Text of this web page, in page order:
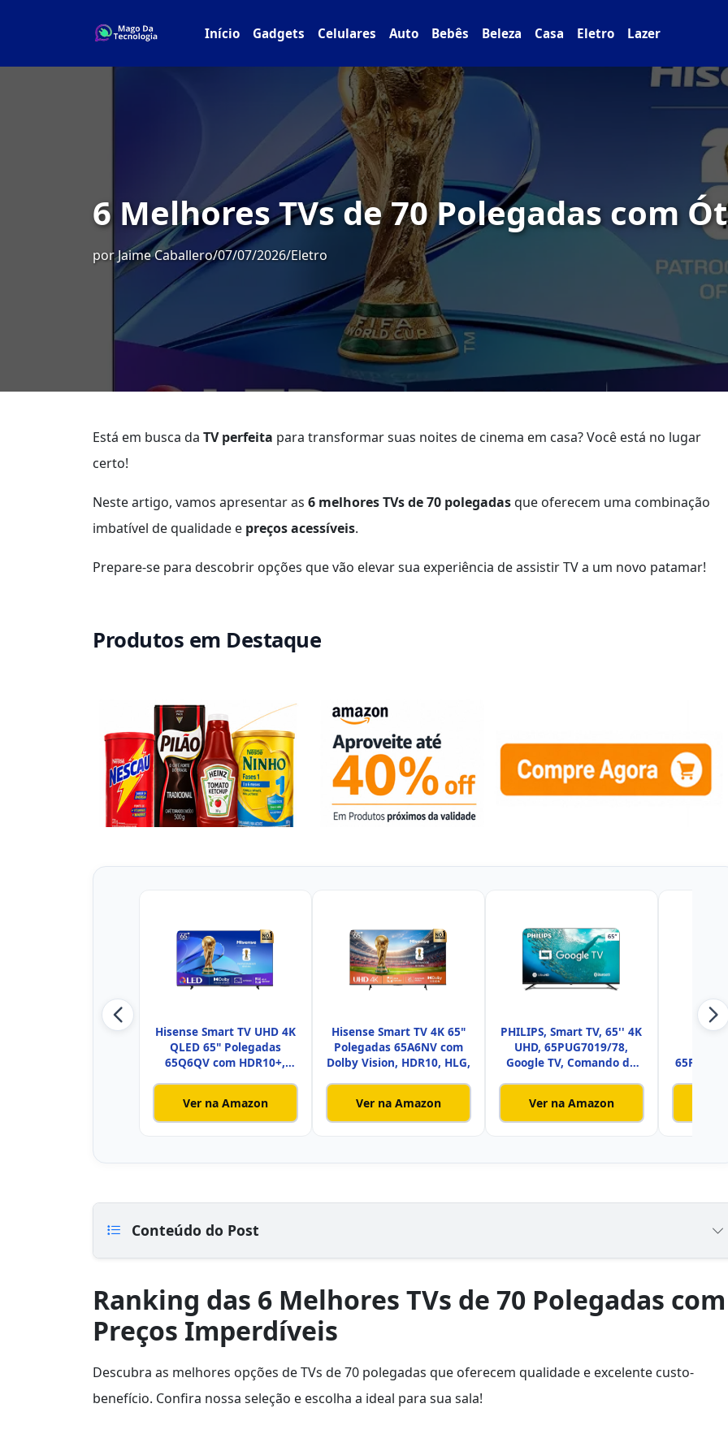
Início Gadgets Celulares Auto Bebês Beleza Casa Eletro Lazer
6 Melhores TVs de 70 Polegadas com
porJaime Caballero/07/07/2026/Eletro
Está em busca da TV perfeita para transformar suas noites de cinema em casa? Você está no lugar
certo!
Neste artigo, vamos apresentar as 6 melhores TVs de 70 polegadasque oferecem uma combinação
imbatível de qualidade e preços acessíveis.
Prepare-se para descobrir opções que vão elevar sua experiência de assistir TV a um novo patamar!
Produtos em Destaque
Hisense Smart TV UHD 4K
QLED 65" Polegadas
65Q6QV com HDR10+,
Ver na Amazon
Hisense Smart TV 4K 65"
Polegadas 65A6NV com
Dolby Vision, HDR10, HLG,
Ver na Amazon
PHILIPS, Smart TV, 65'' 4K
UHD, 65PUG7019/78,
Google TV, Comando de
Ver na Amazon
Conteúdo do Post
Ranking das 6 Melhores TVs de 70 Polegadas com
Preços Imperdíveis
Descubra as melhores opções de TVs de 70 polegadas que oferecem qualidade e excelente custo-
benefício. Confira nossa seleção e escolha a ideal para sua sala!